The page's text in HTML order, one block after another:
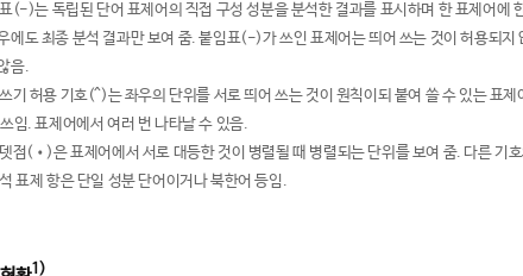
(-)는 독립된 단어 표제어의 직접 구성 성분을 분석한 결과를 표시하며 한 표제어에
에도 최종 분석 결과만 보여 줌. 붙임표(-)가 쓰인 표제어는 띄어 쓰는 것이 허용되
음.
기 허용 기호(^)는 좌우의 단위를 서로 띄어 쓰는 것이 원칙이되 붙여 쓸 수 있는 표제
임. 표제어에서 여러 번 나타날 수 있음.
점(•)은 표제어에서 서로 대등한 것이 병렬될 때 병렬되는 단위를 보여 줌. 다른 기
표제 항은 단일 성분 단어이거나 북한어 등임.
1)